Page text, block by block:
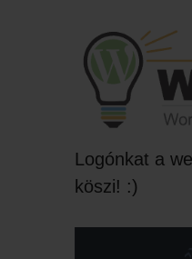
Logónkat a
köszi! :)